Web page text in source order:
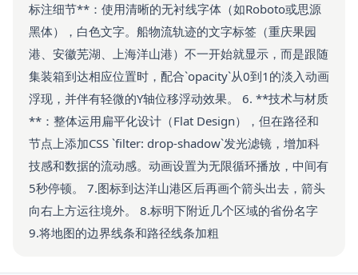
标注细节**：使用清晰的无衬线字体（如Roboto或思源
黑体），白色文字。船物流轨迹的文字标签（重庆果园
港、安徽芜湖、上海洋山港）不一开始就显示，而是跟随
集装箱到达相应位置时，配合`opacity`从0到1的淡入动画
浮现，并伴有轻微的Y轴位移浮动效果。 6. **技术与材质
**：整体运用扁平化设计（Flat Design），但在路径和
节点上添加CSS `filter: drop-shadow`发光滤镜，增加科
技感和数据的流动感。动画设置为无限循环播放，中间有
5秒停顿。 7.图标到达洋山港区后再画个箭头出去，箭头
向右上方运往境外。 8.标明下附近几个区域的省份名字
9.将地图的边界线条和路径线条加粗